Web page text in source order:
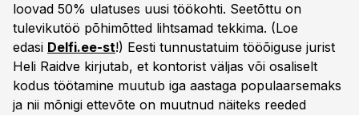
loovad 50% ulatuses uusi töökohti. Seetõttu on
tulevikutöö põhimõtted lihtsamad tekkima. (Loe
edasi Delfi.ee-st!) Eesti tunnustatuim tööõiguse jurist
Heli Raidve kirjutab, et kontorist väljas või osaliselt
kodus töötamine muutub iga aastaga populaarsemaks
ja nii mõnigi ettevõte on muutnud näiteks reeded